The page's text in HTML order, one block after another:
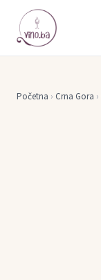
Početna › Crna Gora ›